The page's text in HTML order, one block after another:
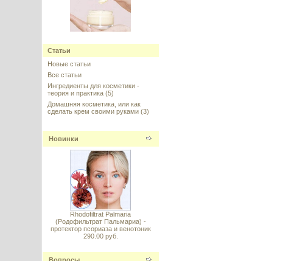
---------
---------
Триглицериды каприлик/каприк
(Caprylic/Capric Triglyceride), 100
мл
---------
Статьи
Новые статьи
Все статьи
Ингредиенты для косметики -
теория и практика(5)
Домашняя косметика, или как
сделать крем своими руками(3)
Новинки
Rhodofiltrat Palmaria
(Родофильтрат Пальмариа) -
протектор псориаза и венотоник
290.00 руб.